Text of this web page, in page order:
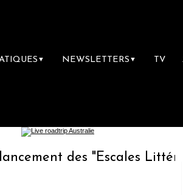
▼ NEWSLETTERS ▼ TV
des "Escales Littéraires",